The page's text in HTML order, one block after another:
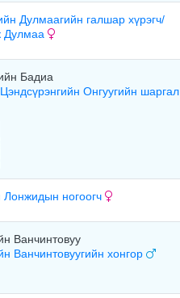
Дулмаагийн галшар хүрэгч/
Дулмаа
Бадиа
Онгуугийн шаргал
Лонжидын ногоогч
Ванчинтовуу
Ванчинтовуугийн хонгор